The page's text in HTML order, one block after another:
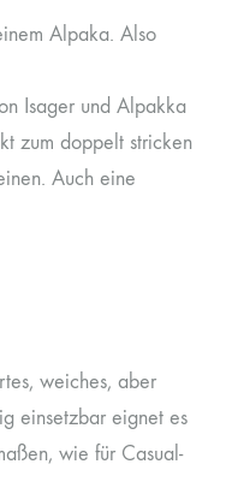
Alpaka. Also
Isager und Alpakka
zum doppelt stricken
Auch eine
weiches, aber
einsetzbar eignet es
wie für Casual-